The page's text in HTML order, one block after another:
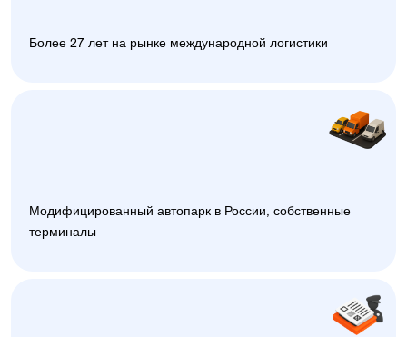
Более 27 лет на рынке международной логистики
Модифицированный автопарк в России, собственные
терминалы